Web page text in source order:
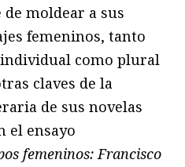
moldear a sus
femeninos, tanto
como plural
claves de la
de sus novelas
el ensayo
femeninos: Francisco